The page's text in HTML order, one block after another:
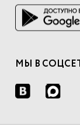
МЫ В